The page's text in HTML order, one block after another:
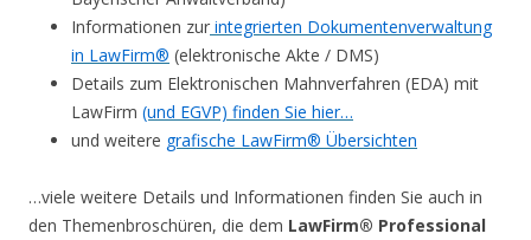
Informationen zur integrierten Dokumentenverwaltung
in LawFirm® (elektronische Akte / DMS)
Details zum Elektronischen Mahnverfahren (EDA) mit
LawFirm (und EGVP) finden Sie hier…
und weitere grafische LawFirm® Übersichten
…viele weitere Details und Informationen finden Sie auch in
den Themenbroschüren, die dem LawFirm® Professional